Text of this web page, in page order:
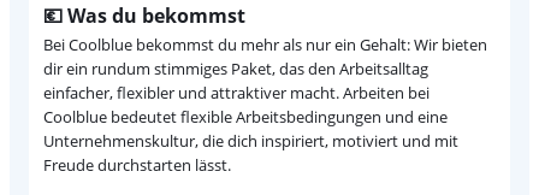
💶 Was du bekommst
Bei Coolblue bekommst du mehr als nur ein Gehalt: Wir bieten
dir ein rundum stimmiges Paket, das den Arbeitsalltag
einfacher, flexibler und attraktiver macht. Arbeiten bei
Coolblue bedeutet flexible Arbeitsbedingungen und eine
Unternehmenskultur, die dich inspiriert, motiviert und mit
Freude durchstarten lässt.